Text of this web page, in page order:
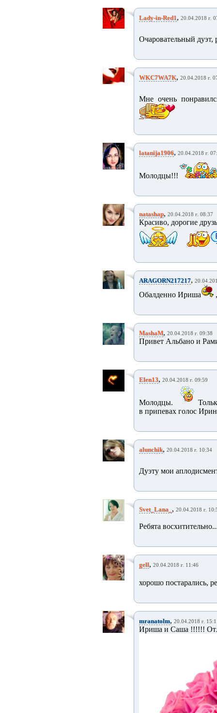
Lady-in-Red1, 20.04.2018 г.
Очаровательный дуэт,
WKC7WA7K, 20.04.2018 г.
Мне очень
latanija1906, 20.04.2018 г.
Молодцы!!!
natashap, 20.04.2018 г. 08:37
Красиво, дорогие
ARAGORN217217,
Обалденно Ириша
MashaM, 20.04.2018 г. 09:38
Привет Альбано и
Elen13, 20.04.2018 г. 09:59
Молодцы.
в припевах голос
alunchik, 20.04.2018 г. 10:34
Дуэту мои
Svet_Lana_ , 20.04.2018 г.
Ребята
gell, 20.04.2018 г. 11:46
хорошо постарались,
mranatolm, 20.04.2018 г.
Ириша и Саша !!!!!!